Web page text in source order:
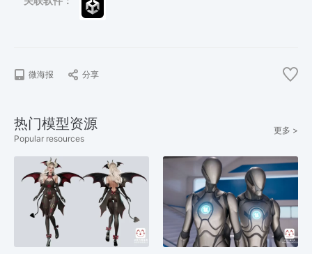
微海报 分享
热门模型资源
Popular resources
更多 >